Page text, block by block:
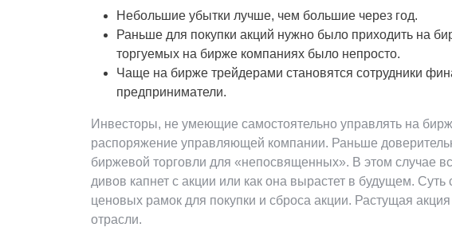
Небольшие убытки лучше, чем большие через год.
Раньше для покупки акций нужно было приходить на
торгуемых на бирже компаниях было непросто.
Чаще на бирже трейдерами становятся сотрудники
предприниматели.
Инвесторы, не умеющие самостоятельно управлять на
распоряжение управляющей компании. Раньше
биржевой торговли для «непосвященных». В этом случае
дивов капнет с акции или как она вырастет в будущем.
ценовых рамок для покупки и сброса акции. Растущая
отрасли.